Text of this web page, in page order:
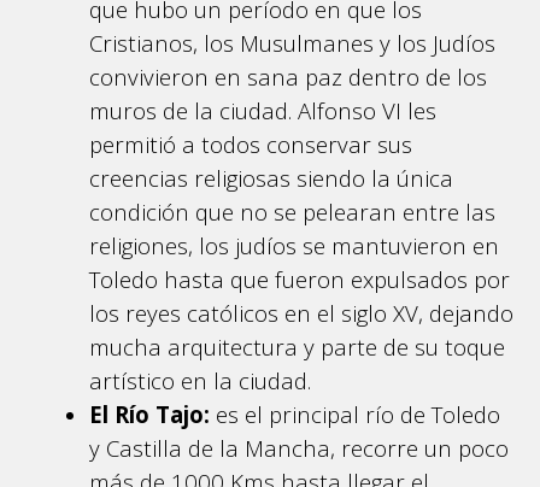
que hubo un período en que los
Cristianos, los Musulmanes y los Judíos
convivieron en sana paz dentro de los
muros de la ciudad. Alfonso VI les
permitió a todos conservar sus
creencias religiosas siendo la única
condición que no se pelearan entre las
religiones, los judíos se mantuvieron en
Toledo hasta que fueron expulsados por
los reyes católicos en el siglo XV, dejando
mucha arquitectura y parte de su toque
artístico en la ciudad.
El Río Tajo: es el principal río de Toledo
y Castilla de la Mancha, recorre un poco